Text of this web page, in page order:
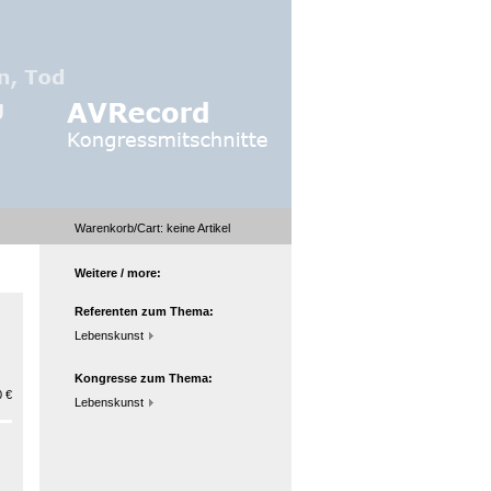
Warenkorb/Cart: keineArtikel
€
Weitere / more:
Referenten zum Thema:
Lebenskunst
Kongresse zum Thema:
Lebenskunst